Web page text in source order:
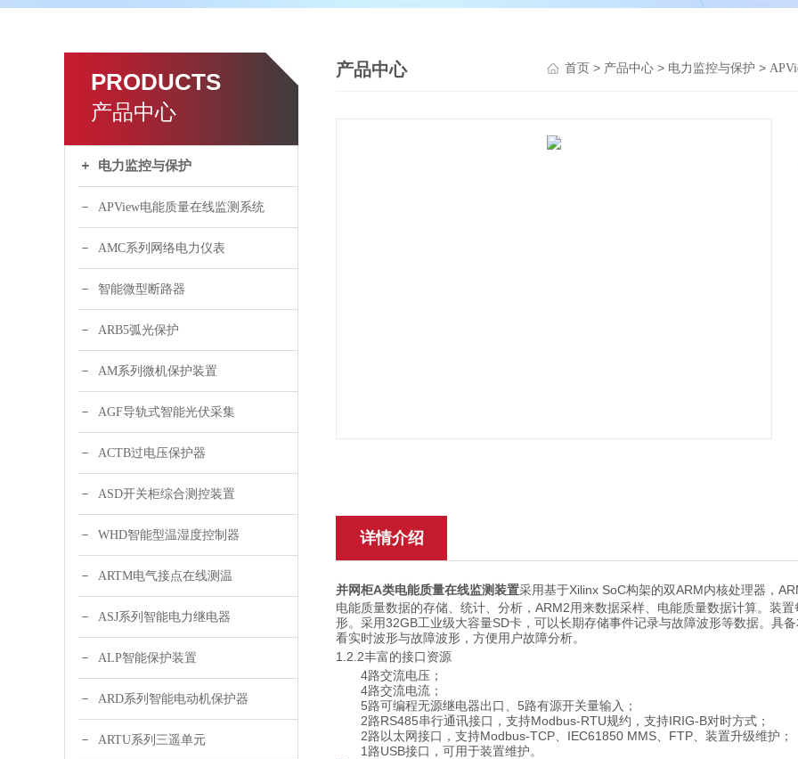
PRODUCTS
产品中心
电力监控与保护
APView电能质量在线监测系统
AMC系列网络电力仪表
智能微型断路器
ARB5弧光保护
AM系列微机保护装置
AGF导轨式智能光伏采集
ACTB过电压保护器
ASD开关柜综合测控装置
WHD智能型温湿度控制器
ARTM电气接点在线测温
ASJ系列智能电力继电器
ALP智能保护装置
ARD系列智能电动机保护器
ARTU系列三遥单元
产品中心 首页 > 产品中心 > 电力监控与保护 >
详情介绍
并网柜A类电能质量在线监测装置采用基于Xilinx SoC构架的双ARM内核处理器，
电能质量数据的存储、统计、分析， ARM2用来数据采样、 电能质量数据计算。装
形。 采用32GB工业级大容量SD卡 ，可 以长期存储事件记录与故障波形等数据。具备
看实时波形与故障波形，方便用户故障分析。
1.2.2丰富的接口资源
4路交流电压；
4路交流电流；
5路可编程无源继电器出口、 5路有源开关量输入；
2路RS485串行通讯接口，支持Modbus-RTU规约 ， 支持IRIG-B对时方式；
2路以太网接口，支持Modbus-TCP、 IEC61850 MMS、 FTP、 装置升级维护 ；
1 路USB接口，可用于装置维护。